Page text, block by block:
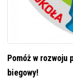
Pomóż w
biegowy!